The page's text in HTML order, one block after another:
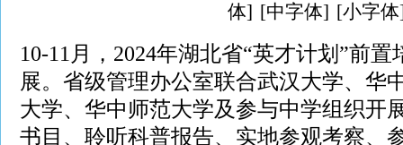
体] [中字体] [小字
10-11月，2024年湖北省“英才计划”前
展。省级管理办公室联合武汉大学、华
大学、华中师范大学及参与中学组织开
书目、聆听科普报告、实地参观考察、